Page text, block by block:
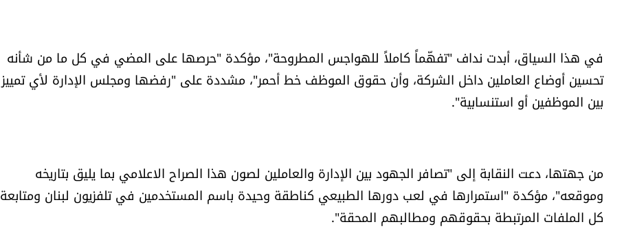
في هذا السياق، أبدت نداف "تفهّماً كاملاً للهواجس المطروحة"، مؤكدة "حرصها على المضي في كل ما من شأنه
تحسين أوضاع العاملين داخل الشركة، وأن حقوق الموظف خط أحمر"، مشددة على "رفضها ومجلس الإدارة لأي تمييز
بين الموظفين أو استنسابية".
من جهتها، دعت النقابة إلى "تصافر الجهود بين الإدارة والعاملين لصون هذا الصراح الاعلامي بما يليق بتاريخه
وموقعه"، مؤكدة "استمرارها في لعب دورها الطبيعي كناطقة وحيدة باسم المستخدمين في تلفزيون لبنان ومتابعة
كل الملفات المرتبطة بحقوقهم ومطالبهم المحقة".